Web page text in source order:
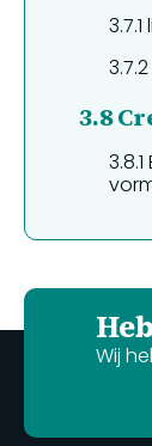
3.7.1
3.7.2
3.8
3.8.1
Wij